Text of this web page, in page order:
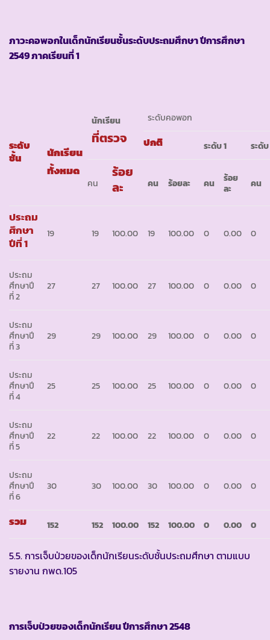
ภาวะคอพอกในเด็กนักเรียนชั้นระดับประถมศึกษา ปีการศึกษา
2549 ภาคเรียนที่ 1
ระดับ
ชั้น
นักเรียน
ทั้งหมด
นักเรียน
ที่ตรวจ
ระดับคอพอก
ปกติ ระดับ1 ระดั
คน
ร้อย
ละ
คน ร้อยละ คน
ร้อย
ละ
คน
ประถม
ศึกษา
ปีที่ 1
19 19 100.00 19 100.00 0 0.00 0
ประถม
ศึกษาปี
ที่ 2
27 27 100.00 27 100.00 0 0.00 0
ประถม
ศึกษาปี
ที่ 3
29 29 100.00 29 100.00 0 0.00 0
ประถม
ศึกษาปี
ที่ 4
25 25 100.00 25 100.00 0 0.00 0
ประถม
ศึกษาปี
ที่ 5
22 22 100.00 22 100.00 0 0.00 0
ประถม
ศึกษาปี
ที่ 6
30 30 100.00 30 100.00 0 0.00 0
รวม 152 152 100.00 152 100.00 0 0.00 0
5.5. การเจ็บป่วยของเด็กนักเรียนระดับชั้นประถมศึกษา ตามแบบ
รายงาน กพด.105
การเจ็บป่วยของเด็กนักเรียน ปีการศึกษา 2548